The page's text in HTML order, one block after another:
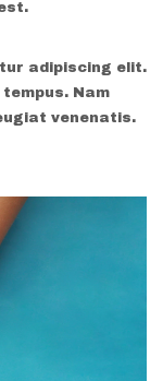
adipiscing elit.
Nam
venenatis.